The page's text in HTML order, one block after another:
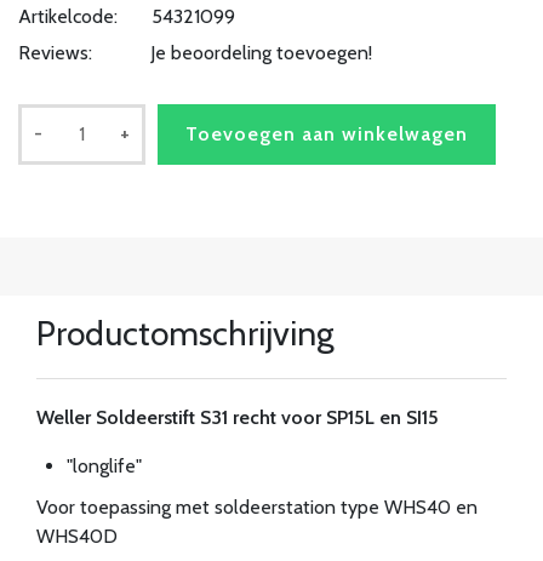
Artikelcode:
54321099
Reviews:
Je beoordeling toevoegen!
- + Toevoegen aan winkelwagen
Productomschrijving
Weller Soldeerstift S31 recht voor SP15L en SI15
"longlife"
Voor toepassing met soldeerstation type WHS40 en
WHS40D